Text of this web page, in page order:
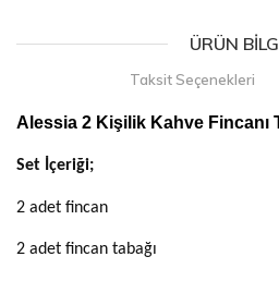
ÜRÜN
Taksit Seçenekleri
Alessia 2 Kişilik Kahve Fincanı
Set İçeriği;
2 adet fincan
2 adet fincan tabağı